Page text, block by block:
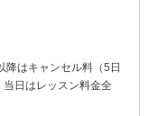
降はキャンセル料（5日
日はレッスン料金全